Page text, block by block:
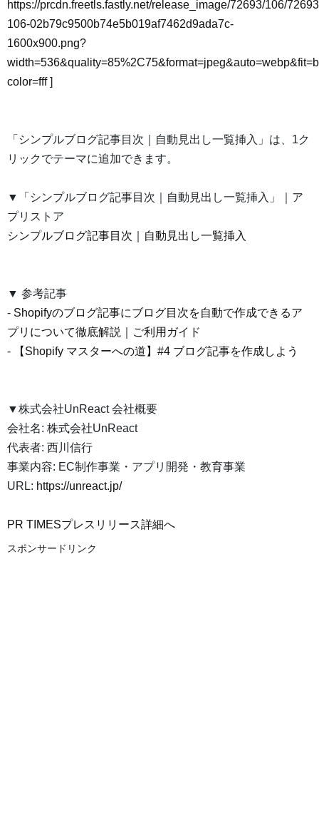
https://prcdn.freetls.fastly.net/release_image/72693/106/
106-02b79c9500b74e5b019af7462d9ada7c-
1600x900.png?
color=fff]
「シンプルブログ記事目次｜自動見出し一覧挿入」は、1ク
リックでテーマに追加できます。
▼「シンプルブログ記事目次｜自動見出し一覧挿入」｜ア
プリストア
シンプルブログ記事目次｜自動見出し一覧挿入
▼ 参考記事
- Shopifyのブログ記事にブログ目次を自動で作成できるア
プリについて徹底解説｜ご利用ガイド
-
【Shopify マスターへの道】#4 ブログ記事を作成しよう
▼株式会社UnReact 会社概要
会社名: 株式会社UnReact
代表者: 西川信行
事業内容: EC制作事業・アプリ開発・教育事業
URL: https://unreact.jp/
PR TIMESプレスリリース詳細へ
スポンサードリンク